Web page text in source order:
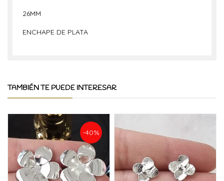
26MM
ENCHAPE DE PLATA
TAMBIÉN TE PUEDE INTERESAR
-40%